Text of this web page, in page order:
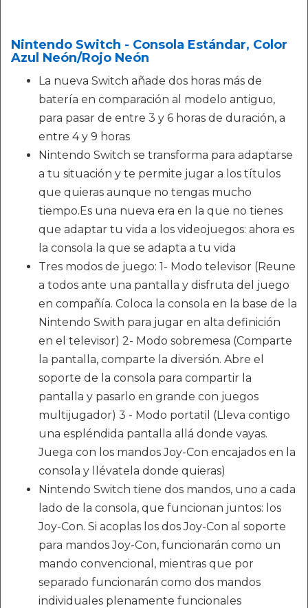
Nintendo Switch - Consola Estándar, Color
Azul Neón/Rojo Neón
La nueva Switch añade dos horas más de
batería en comparación al modelo antiguo,
para pasar de entre 3 y 6 horas de duración, a
entre 4 y 9 horas
Nintendo Switch se transforma para adaptarse
a tu situación y te permite jugar a los títulos
que quieras aunque no tengas mucho
tiempo.Es una nueva era en la que no tienes
que adaptar tu vida a los videojuegos: ahora es
la consola la que se adapta a tu vida
Tres modos de juego: 1- Modo televisor (Reune
a todos ante una pantalla y disfruta del juego
en compañía. Coloca la consola en la base de la
Nintendo Swith para jugar en alta definición
en el televisor) 2- Modo sobremesa (Comparte
la pantalla, comparte la diversión. Abre el
soporte de la consola para compartir la
pantalla y pasarlo en grande con juegos
multijugador) 3 - Modo portatil (Lleva contigo
una espléndida pantalla allá donde vayas.
Juega con los mandos Joy-Con encajados en la
consola y llévatela donde quieras)
Nintendo Switch tiene dos mandos, uno a cada
lado de la consola, que funcionan juntos: los
Joy-Con. Si acoplas los dos Joy-Con al soporte
para mandos Joy-Con, funcionarán como un
mando convencional, mientras que por
separado funcionarán como dos mandos
individuales plenamente funcionales